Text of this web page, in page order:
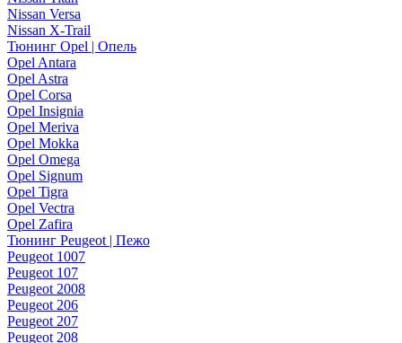
Nissan Versa
Nissan X-Trail
Тюнинг Opel | Опель
Opel Antara
Opel Astra
Opel Corsa
Opel Insignia
Opel Meriva
Opel Mokka
Opel Omega
Opel Signum
Opel Tigra
Opel Vectra
Opel Zafira
Тюнинг Peugeot | Пежо
Peugeot 1007
Peugeot 107
Peugeot 2008
Peugeot 206
Peugeot 207
Peugeot 208